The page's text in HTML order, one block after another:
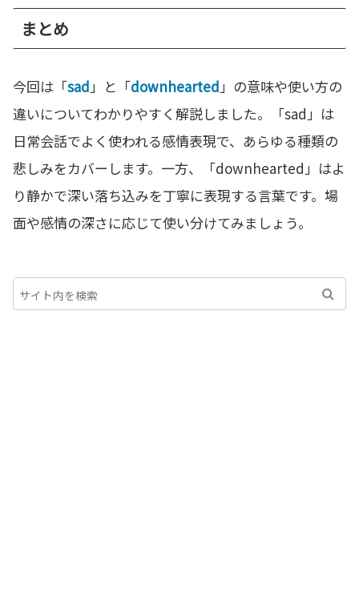
まとめ
今回は「sad」と「downhearted」の意味や使い方の
違いについてわかりやすく解説しました。「sad」は
日常会話でよく使われる感情表現で、あらゆる種類の
悲しみをカバーします。一方、「downhearted」はよ
り静かで深い落ち込みを丁寧に表現する言葉です。場
面や感情の深さに応じて使い分けてみましょう。